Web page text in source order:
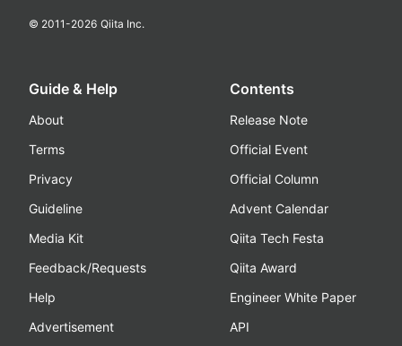
© 2011-2026 Qiita Inc.
Guide & Help
About
Terms
Privacy
Guideline
Media Kit
Feedback/Requests
Help
Advertisement
Contents
Release Note
Official Event
Official Column
Advent Calendar
Qiita Tech Festa
Qiita Award
Engineer White Paper
API